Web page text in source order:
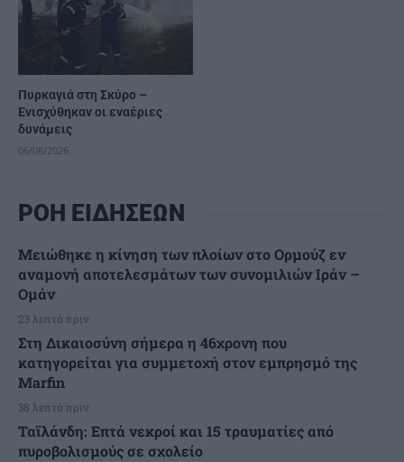
Πυρκαγιά στη Σκύρο –
Ενισχύθηκαν οι εναέριες
δυνάμεις
06/08/2026
ΡΟΗ ΕΙΔΗΣΕΩΝ
Μειώθηκε η κίνηση των πλοίων στο Ορμούζ εν
αναμονή αποτελεσμάτων των συνομιλιών Ιράν –
Ομάν
23 λεπτά πριν
Στη Δικαιοσύνη σήμερα η 46χρονη που
κατηγορείται για συμμετοχή στον εμπρησμό της
Marfin
38 λεπτά πριν
Ταϊλάνδη: Επτά νεκροί και 15 τραυματίες από
πυροβολισμούς σε σχολείο